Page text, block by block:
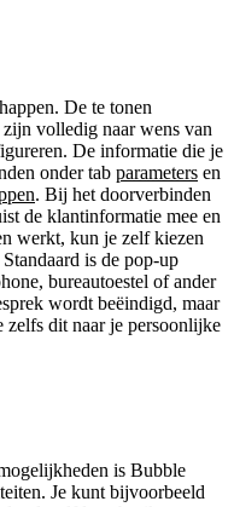
De te tonen
volledig naar wens van
De informatie die je
onder tab parameters en
. Bij het doorverbinden
de klantinformatie mee en
werkt, kun je zelf kiezen
is de pop-up
bureautoestel of ander
wordt beëindigd, maar
zelfs dit naar je persoonlijke
is Bubble
Je kunt bijvoorbeeld